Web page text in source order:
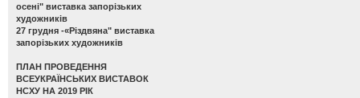
осені" виставка запорізьких
художників
27 грудня -«Різдвяна" виставка
запорізьких художників
ПЛАН ПРОВЕДЕННЯ
ВСЕУКРАЇНСЬКИХ ВИСТАВОК
НСХУ НА 2019 РІК